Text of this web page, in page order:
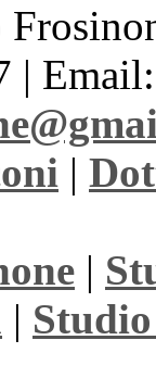
| Email:
|
|
|